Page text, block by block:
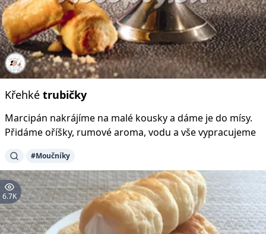
Křehké trubičky
Marcipán nakrájíme na malé kousky a dáme je do mísy.
Přidáme oříšky, rumové aroma, vodu a vše vypracujeme
#Moučníky
6.7K